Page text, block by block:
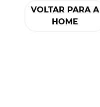
VOLTAR PARA A
HOME